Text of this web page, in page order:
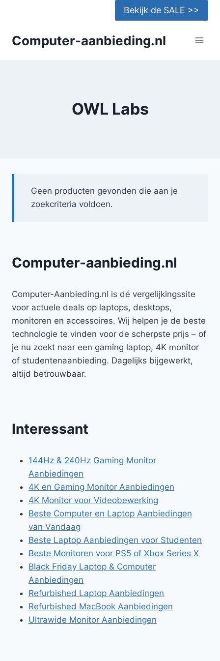
Bekijk de SALE >>
Computer-aanbieding.nl
OWL Labs
Geen producten gevonden die aan je
zoekcriteria voldoen.
Computer-aanbieding.nl
Computer-Aanbieding.nl is dé vergelijkingssite
voor actuele deals op laptops, desktops,
monitoren en accessoires. Wij helpen je de beste
technologie te vinden voor de scherpste prijs – of
je nu zoekt naar een gaming laptop, 4K monitor
of studentenaanbieding. Dagelijks bijgewerkt,
altijd betrouwbaar.
Interessant
144Hz & 240Hz Gaming Monitor
Aanbiedingen
4K en Gaming Monitor Aanbiedingen
4K Monitor voor Videobewerking
Beste Computer en Laptop Aanbiedingen
van Vandaag
Beste Laptop Aanbiedingen voor Studenten
Beste Monitoren voor PS5 of Xbox Series X
Black Friday Laptop & Computer
Aanbiedingen
Refurbished Laptop Aanbiedingen
Refurbished MacBook Aanbiedingen
Ultrawide Monitor Aanbiedingen